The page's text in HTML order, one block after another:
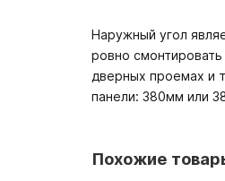
Наружный угол
ровно
дверных проемах и
панели: 380мм или
Похожие